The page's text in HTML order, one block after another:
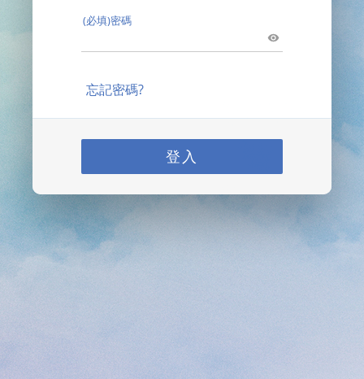
(必填)密碼
忘記密碼?
登入